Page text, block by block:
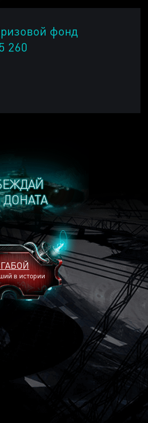
ДОНАТА
в истории
фонд
260
2240